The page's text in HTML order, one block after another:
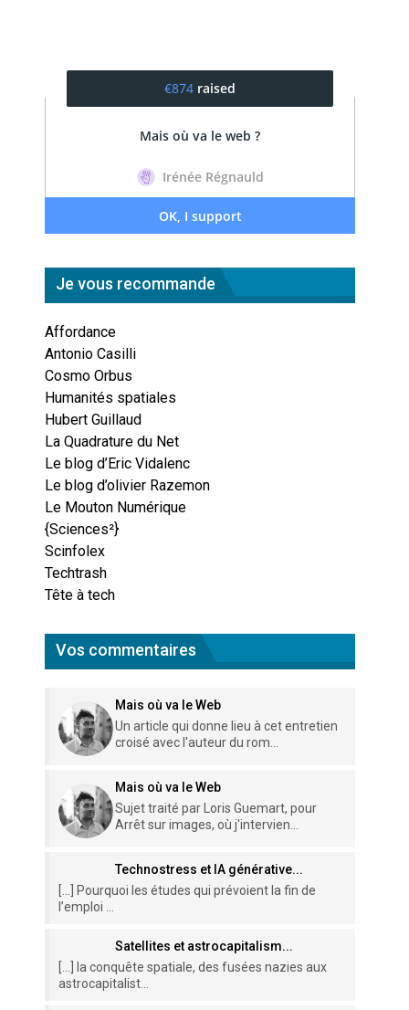
Je vous recommande
Affordance
Antonio Casilli
Cosmo Orbus
Humanités spatiales
Hubert Guillaud
La Quadrature du Net
Le blog d’Eric Vidalenc
Le blog d’olivier Razemon
Le Mouton Numérique
{Sciences²}
Scinfolex
Techtrash
Tête à tech
Vos commentaires
Mais où va le Web
Un article qui donne lieu à cet entretien
croisé avec l'auteur du rom...
Mais où va le Web
Sujet traité par Loris Guemart, pour
Arrêt sur images, où j'intervien...
Technostress et IA générative...
[…] Pourquoi les études qui prévoient la fin de
l’emploi ...
Satellites et astrocapitalism...
[…] la conquête spatiale, des fusées nazies aux
astrocapitalist...